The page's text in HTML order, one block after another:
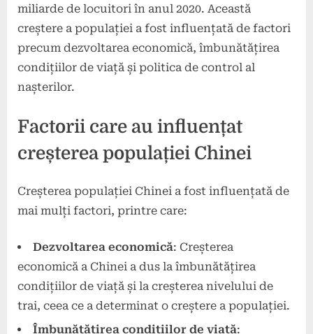
miliarde de locuitori în anul 2020. Această
creștere a populației a fost influențată de factori
precum dezvoltarea economică, îmbunătățirea
condițiilor de viață și politica de control al
nașterilor.
Factorii care au influențat
creșterea populației Chinei
Creșterea populației Chinei a fost influențată de
mai mulți factori, printre care:
Dezvoltarea economică: Creșterea
economică a Chinei a dus la îmbunătățirea
condițiilor de viață și la creșterea nivelului de
trai, ceea ce a determinat o creștere a populației.
Îmbunătățirea condițiilor de viață: